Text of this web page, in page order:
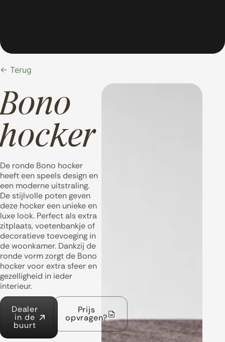
← Terug
Bono
hocker
De ronde Bono hocker
heeft een speels design en
een moderne uitstraling.
De stijlvolle poten geven
deze hocker een unieke en
luxe look. Perfect als extra
zitplaats, voetenbankje of
decoratieve toevoeging in
de woonkamer. Dankzij de
ronde vorm zorgt de Bono
hocker voor extra sfeer en
gezelligheid in ieder
interieur.
Dealer
in de
buurt
Prijs
opvragen?